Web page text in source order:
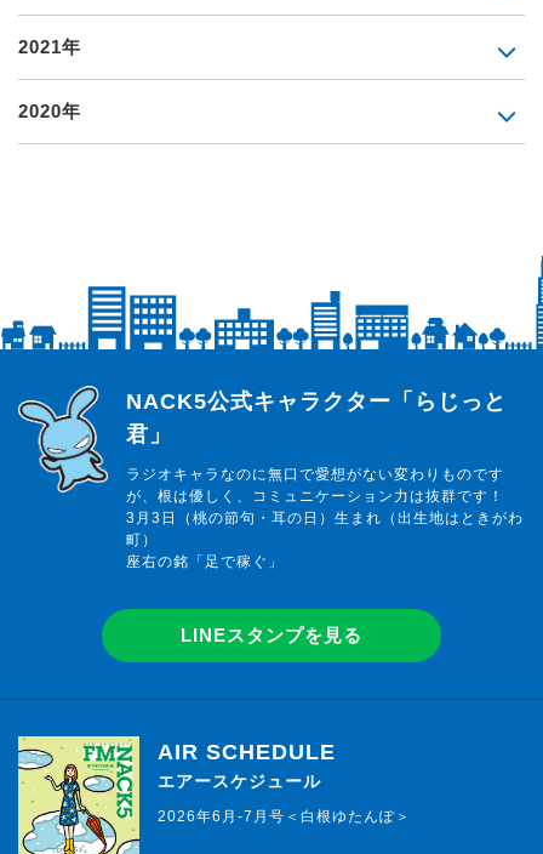
2021年
2020年
らじっと君
NACK5公式キャラクター「らじっと
君」
ラジオキャラなのに無口で愛想がない変わりものです
が、根は優しく、コミュニケーション力は抜群です！
3月3日（桃の節句・耳の日）生まれ（出生地はときがわ
町）
座右の銘「足で稼ぐ」
LINEスタンプを見る
AIR SCHEDULE
エアースケジュール
2026年6月-7月号＜白根ゆたんぽ＞